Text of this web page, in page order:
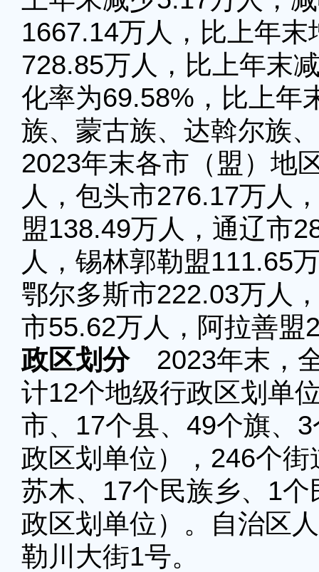
1667.14万人，比上年
728.85万人，比上年末
化率为69.58%，比上年
族、蒙古族、达斡尔族
2023年末各市（盟）地
人，包头市276.17万人
盟138.49万人，通辽市
人，锡林郭勒盟111.65
鄂尔多斯市222.03万人
市55.62万人，阿拉善盟
政区划分2023年末，全
计12个地级行政区划单
市、17个县、49个旗、
政区划单位），246个
苏木、17个民族乡、1
政区划单位）。自治区
勒川大街1号。